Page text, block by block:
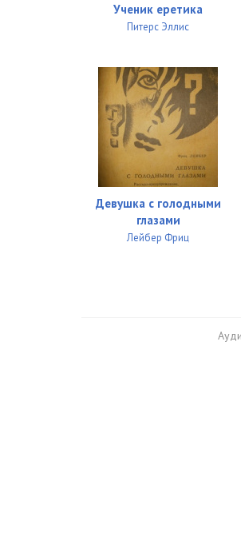
24
Ученик еретика
Питерс Эллис
Девушка с голодными
глазами
Лейбер Фриц